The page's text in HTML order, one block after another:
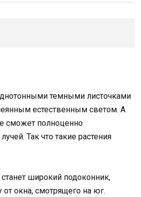
темными листочками
естественным светом. А
сможет полноценно
Так что такие растения
широкий подоконник,
окна, смотрящего на юг.